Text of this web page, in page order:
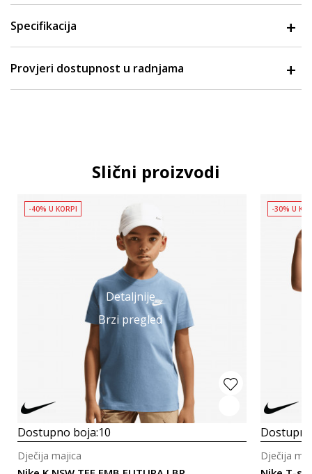
Specifikacija
Provjeri dostupnost u radnjama
Slični proizvodi
Detaljnije
Brzi pregled
-40% U KORPI
Dostupno boja:10
Dječija majica
-30% U
Dječija